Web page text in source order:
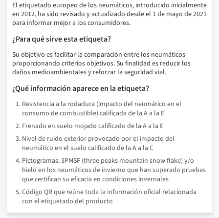
El etiquetado europeo de los neumáticos, introducido inicialmente
en 2012, ha sido revisado y actualizado desde el 1 de mayo de 2021
para informar mejor a los consumidores.
¿Para qué sirve esta etiqueta?
Su objetivo es facilitar la comparación entre los neumáticos
proporcionando criterios objetivos. Su finalidad es reducir los
daños medioambientales y reforzar la seguridad vial.
¿Qué información aparece en la etiqueta?
Resistencia a la rodadura (impacto del neumático en el
consumo de combustible) calificada de la A a la E
Frenado en suelo mojado calificado de la A a la E
Nivel de ruido exterior provocado por el impacto del
neumático en el suelo calificado de la A a la C
Pictogramas: 3PMSF (three peaks mountain snow flake) y/o
hielo en los neumáticos de invierno que han superado pruebas
que certifican su eficacia en condiciones invernales
Código QR que reúne toda la información oficial relacionada
con el etiquetado del producto